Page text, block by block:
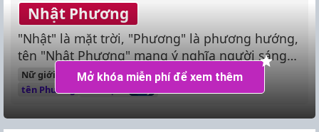
Nhật Phương
"Nhật" là mặt trời, "Phương" là phương hướng,
tên "Nhật Phương" mang ý nghĩa người sáng
sủa, rạng rỡ, hướng về phía trước.
Nữ giới Rất hiếm gặp đệm Nhật đệm mệnh Hoả
tên Phương
Mở khóa miễn phí để xem thêm